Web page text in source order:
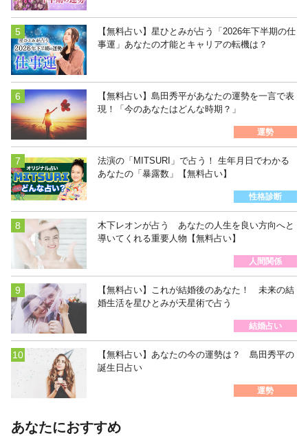
【無料占い】星ひとみが占う「2026年下半期の仕
事運」あなたの才能とキャリアの転機は？
【無料占い】島田秀平があなたの運勢を一言で表
現！「今のあなたはどんな時期？」
運勢
法演の「MITSURI」で占う！ 生年月日でわかる
あなたの「暴露数」【無料占い】
性格診断
木下レオンが占う あなたの人生を良い方向へと
導いてくれる重要人物【無料占い】
人間関係
【無料占い】これが結婚後のあなた！ 未来の結
婚生活を星ひとみが天星術で占う
結婚占い
【無料占い】あなたの今の運勢は？ 島田秀平の
誕生日占い
運勢
あなたにおすすめ